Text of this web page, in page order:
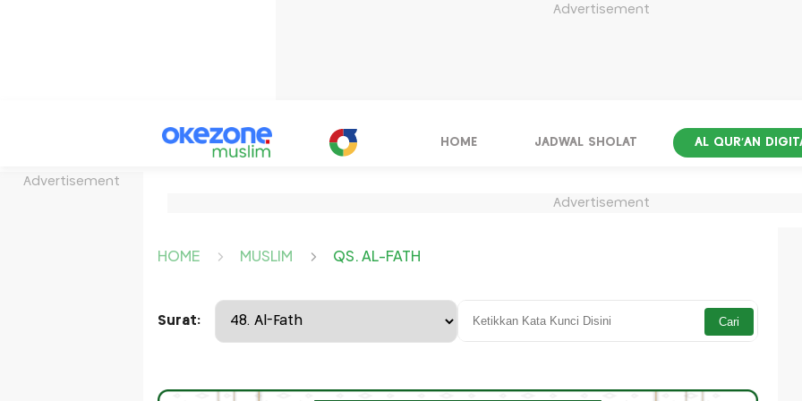
Advertisement
Advertisement
HOME JADWAL SHOLAT AL QUR'AN
Advertisement
HOME MUSLIM QS. AL-FATH
Surat: